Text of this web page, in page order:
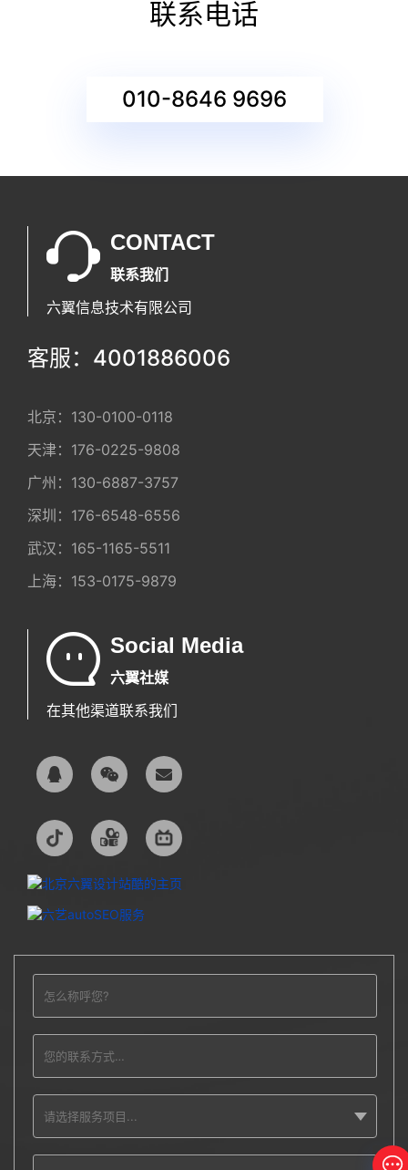
联系电话
010-8646 9696
CONTACT
联系我们
六翼信息技术有限公司
客服：4001886006
北京： 130-0100-0118
天津： 176-0225-9808
广州： 130-6887-3757
深圳： 176-6548-6556
武汉： 165-1165-5511
上海： 153-0175-9879
Social Media
六翼社媒
在其他渠道联系我们